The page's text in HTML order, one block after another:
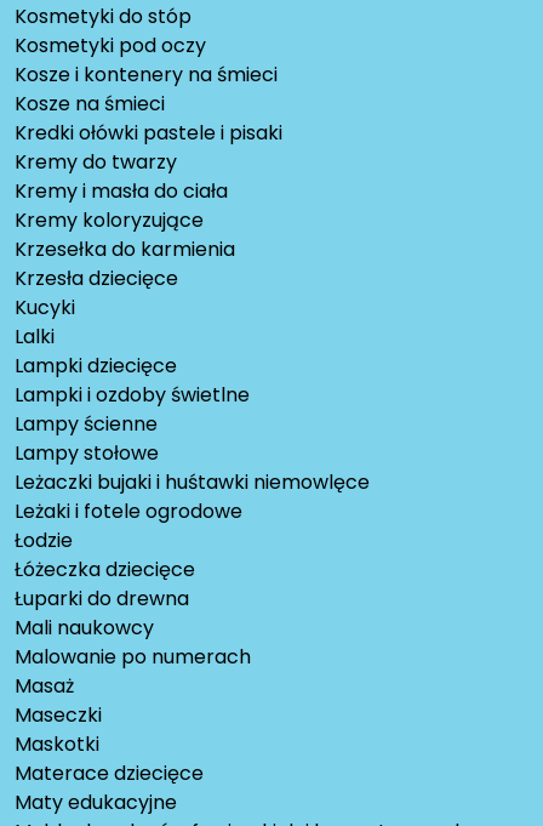
Kosmetyki do stóp
Kosmetyki pod oczy
Kosze i kontenery na śmieci
Kosze na śmieci
Kredki ołówki pastele i pisaki
Kremy do twarzy
Kremy i masła do ciała
Kremy koloryzujące
Krzesełka do karmienia
Krzesła dziecięce
Kucyki
Lalki
Lampki dziecięce
Lampki i ozdoby świetlne
Lampy ścienne
Lampy stołowe
Leżaczki bujaki i huśtawki niemowlęce
Leżaki i fotele ogrodowe
Łodzie
Łóżeczka dziecięce
Łuparki do drewna
Mali naukowcy
Malowanie po numerach
Masaż
Maseczki
Maskotki
Materace dziecięce
Maty edukacyjne